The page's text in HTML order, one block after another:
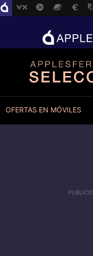
OFERTAS EN MÓVILES